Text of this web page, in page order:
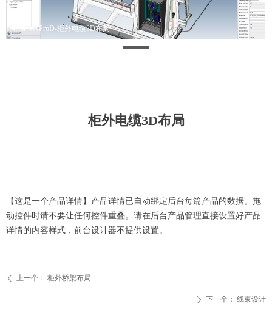
柜外电缆3D布局
ꄴ 上一个： 柜外桥架布局
ꄲ 下一个： 线束设计
【这是一个产品详情】产品详情已自动绑定后台每篇产品的数据。拖
动控件时请不要让任何控件重叠。请在后台产品管理直接设置好产品
详情的内容样式，前台设计器不提供设置。
1.4HarnessProD-柜外电缆3D布局